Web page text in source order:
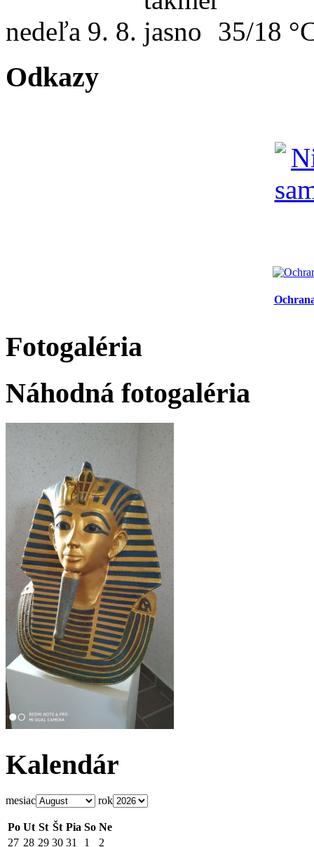
nedeľa 9. 8. 35/18
Odkazy
Fotogaléria
Náhodná fotogaléria
Kalendár
mesiac rok
Po Ut St Št Pia So Ne
27 28 29 30 31 1 2